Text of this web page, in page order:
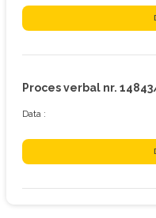
Proces verbal nr.
Data :